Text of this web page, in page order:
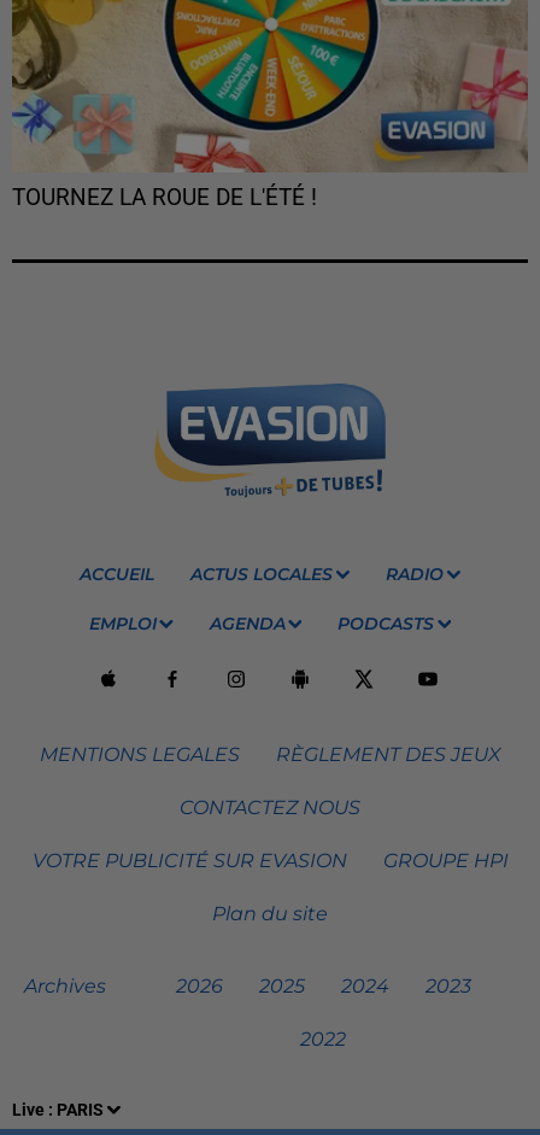
Live : PARIS
TOURNEZ LA ROUE DE L'ÉTÉ !
ACCUEIL ACTUS LOCALES RADIO
EMPLOI AGENDA PODCASTS
MENTIONS LEGALES RÈGLEMENT DES JEUX
CONTACTEZ NOUS
VOTRE PUBLICITÉ SUR EVASION GROUPE HPI
Plan du site
Archives 2026 2025 2024 2023
2022